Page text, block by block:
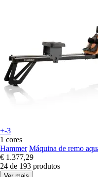
+-3
1 cores
Hammer Máquina de remo
€ 1.377,29
24 de 193 produtos